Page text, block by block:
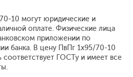
10 могут юридические и
оплате. Физические лица
приложении по
банка. В цену ПвПг 1x95/70-10
ГОСТу и имеет все